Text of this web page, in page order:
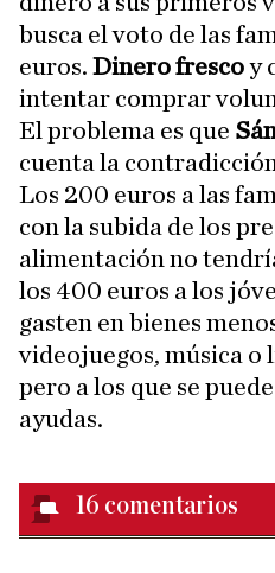
busca el voto de las
euros. Dinero frescoy
intentar comprar
El problema es que
cuenta la
Los 200 euros a las
con la subida de los
alimentación no
los 400 euros a los
gasten en bienes
videojuegos, música
pero a los que se
ayudas.
16 comentarios